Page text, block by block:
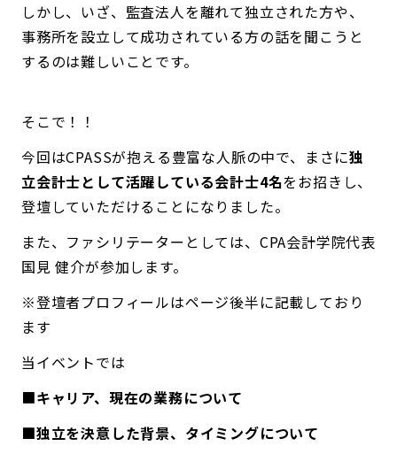
しかし、いざ、監査法人を離れて独立された方や、
事務所を設立して成功されている方の話を聞こうと
するのは難しいことです。
そこで！！
今回はCPASSが抱える豊富な人脈の中で、まさに独
立会計士として活躍している会計士4名をお招きし、
登壇していただけることになりました。
また、ファシリテーターとしては、CPA会計学院代表
国見 健介が参加します。
※登壇者プロフィールはページ後半に記載しており
ます
当イベントでは
■キャリア、現在の業務について
■独立を決意した背景、タイミングについて